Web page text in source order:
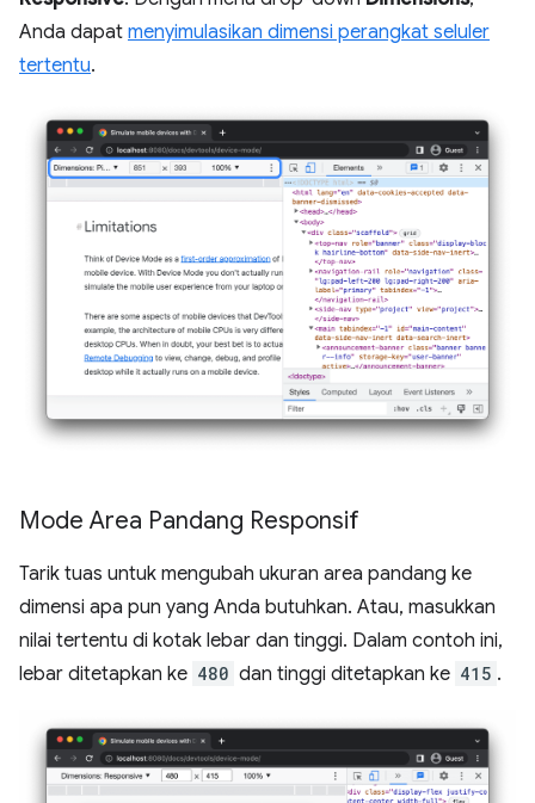
Anda dapat menyimulasikan dimensi perangkat seluler
tertentu.
Mode Area Pandang Responsif
Tarik tuas untuk mengubah ukuran area pandang ke
dimensi apa pun yang Anda butuhkan. Atau, masukkan
nilai tertentu di kotak lebar dan tinggi. Dalam contoh ini,
lebar ditetapkan ke 480 dan tinggi ditetapkan ke 415 .